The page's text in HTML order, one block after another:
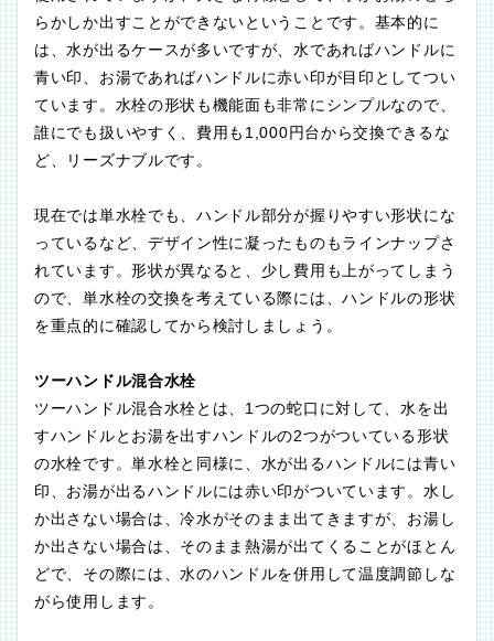
らかしか出すことができないということです。基本的に
は、水が出るケースが多いですが、水であればハンドルに
青い印、お湯であればハンドルに赤い印が目印としてつい
ています。水栓の形状も機能面も非常にシンプルなので、
誰にでも扱いやすく、費用も1,000円台から交換できるな
ど、リーズナブルです。
現在では単水栓でも、ハンドル部分が握りやすい形状にな
っているなど、デザイン性に凝ったものもラインナップさ
れています。形状が異なると、少し費用も上がってしまう
ので、単水栓の交換を考えている際には、ハンドルの形状
を重点的に確認してから検討しましょう。
ツーハンドル混合水栓
ツーハンドル混合水栓とは、1つの蛇口に対して、水を出
すハンドルとお湯を出すハンドルの2つがついている形状
の水栓です。単水栓と同様に、水が出るハンドルには青い
印、お湯が出るハンドルには赤い印がついています。水し
か出さない場合は、冷水がそのまま出てきますが、お湯し
か出さない場合は、そのまま熱湯が出てくることがほとん
どで、その際には、水のハンドルを併用して温度調節しな
がら使用します。